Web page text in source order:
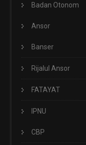
Badan Otonom
Ansor
Banser
Rijalul Ansor
FATAYAT
IPNU
CBP